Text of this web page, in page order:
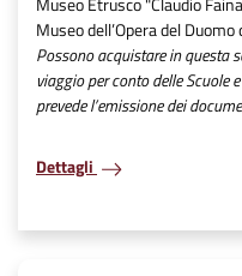
Museo dell’Opera del Duomo
Possono acquistare in questa
viaggio per conto delle Scuole
prevede l’emissione dei
Dettagli